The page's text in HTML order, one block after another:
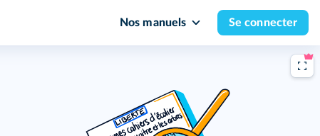
Nos manuels Se connecter